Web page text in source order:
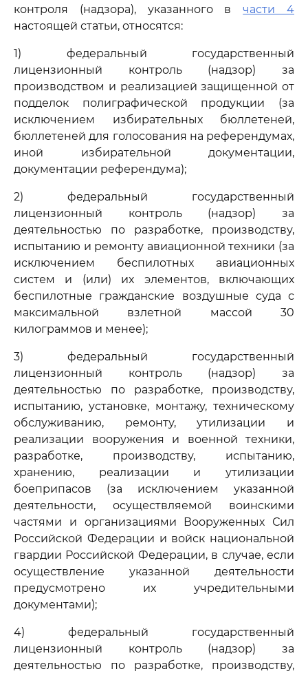
контроля (надзора), указанного вчасти 4
настоящей статьи, относятся:
1) федеральный государственный
лицензионный контроль (надзор) за
производством и реализацией защищенной от
подделок полиграфической продукции (за
исключением избирательных бюллетеней,
бюллетеней для голосования на референдумах,
иной избирательной документации,
документации референдума);
2) федеральный государственный
лицензионный контроль (надзор) за
деятельностью по разработке, производству,
испытанию и ремонту авиационной техники (за
исключением беспилотных авиационных
систем и (или) их элементов, включающих
беспилотные гражданские воздушные суда с
максимальной взлетной массой 30
килограммов и менее);
3) федеральный государственный
лицензионный контроль (надзор) за
деятельностью по разработке, производству,
испытанию, установке, монтажу, техническому
обслуживанию, ремонту, утилизации и
реализации вооружения и военной техники,
разработке, производству, испытанию,
хранению, реализации и утилизации
боеприпасов (за исключением указанной
деятельности, осуществляемой воинскими
частями и организациями Вооруженных Сил
Российской Федерации и войск национальной
гвардии Российской Федерации, в случае, если
осуществление указанной деятельности
предусмотрено их учредительными
документами);
4) федеральный государственный
лицензионный контроль (надзор) за
деятельностью по разработке, производству,